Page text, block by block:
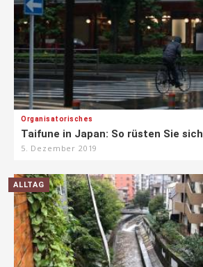
Organisatorisches
Taifune in Japan: So rüsten Sie sich
5. Dezember 2019
ALLTAG